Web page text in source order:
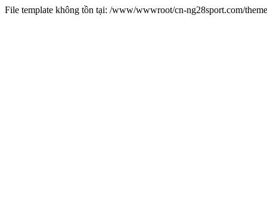
File template không tồn tại: /www/wwwroot/cn-ng28sport.com/